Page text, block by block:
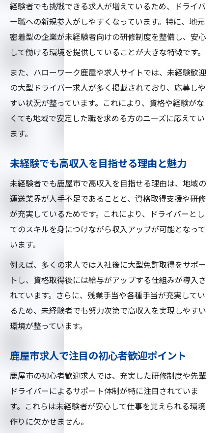
なぜ鹿屋市の運送求人は大募集が多いのか
未経験者歓迎の求人が高収入に繋がる理由
鹿屋市で高収入を得たい人への職場選びポ
イント
大募集の大型ドライバーに挑戦するなら
鹿屋市の大型ドライバー求人に応募する流
れ
未経験者が安心して挑戦できるポイント
大募集の求人に必要な資格や条件解説
鹿屋市で大募集の求人に選ばれる理由とは
大型ドライバー未経験から成長できる環境
初心者が安心して働ける鹿屋市の魅力
未経験者歓迎の鹿屋市求人の安心ポイント
大型ドライバー初心者も働きやすい職場環
境
鹿屋市の大募集求人で得られるサポート体
制
高収入と安心を両立できる鹿屋市の魅力
鹿屋市で未経験者が定着しやすい理由
ハローワーク鹿屋で見つける理想の仕事
ハローワーク鹿屋で大型ドライバー求人を
探すコツ
鹿屋市の未経験者大募集求人を効率よく検
索する方法
ハローワーク鹿屋の高収入求人活用術
初心者歓迎求人の最新情報を入手するポイ
経験者でも挑戦できる求人が増えているため、ドライバ
ー職への新規参入がしやすくなっています。特に、地元
密着型の企業が未経験者向けの研修制度を整備し、安心
して働ける環境を提供していることが大きな特徴です。
また、ハローワーク鹿屋や求人サイトでは、未経験歓迎
の大型ドライバー求人が多く掲載されており、応募しや
すい状況が整っています。これにより、資格や経験がな
くても地域で安定した職を求める方のニーズに応えてい
ます。
未経験でも高収入を目指せる理由と魅力
未経験者でも鹿屋市で高収入を目指せる理由は、地域の
運送業界が人手不足であることと、資格取得支援や研修
が充実しているためです。これにより、ドライバーとし
てのスキルを身につけながら収入アップが可能となって
います。
例えば、多くの求人では入社後に大型免許取得をサポー
トし、資格取得後には給与がアップする仕組みが導入さ
れています。さらに、残業手当や各種手当が充実してい
るため、未経験者でも努力次第で高収入を実現しやすい
環境が整っています。
鹿屋市求人で注目の初心者歓迎ポイント
鹿屋市の初心者歓迎求人では、充実した研修制度や先輩
ドライバーによるサポート体制が特に注目されていま
す。これらは未経験者が安心して仕事を覚えられる環境
作りに欠かせません。